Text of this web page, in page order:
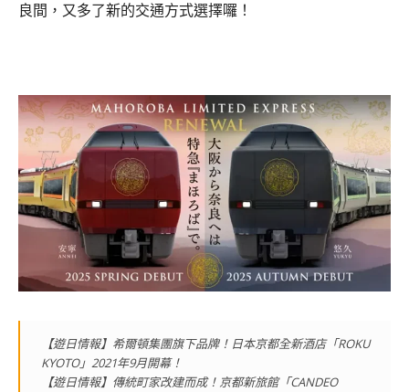
良間，又多了新的交通方式選擇囉！
【遊日情報】希爾頓集團旗下品牌！日本京都全新酒店「ROKU
KYOTO」2021年9月開幕！
【遊日情報】傳統町家改建而成！京都新旅館「CANDEO